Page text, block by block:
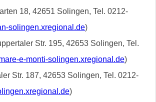
18, 42651 Solingen, Tel. 0212-
solingen.xregional.de)
Str. 195, 42653 Solingen, Tel.
e-monti-solingen.xregional.de)
Str. 187, 42653 Solingen, Tel. 0212-
)